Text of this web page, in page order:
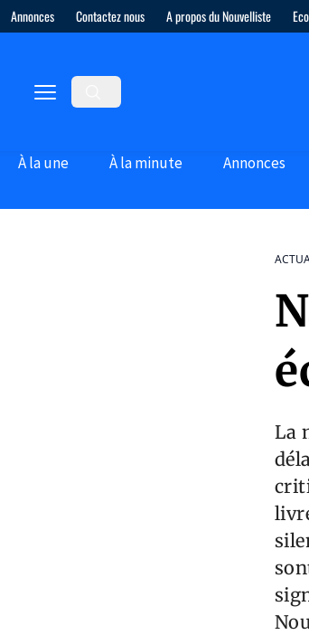
Annonces Contactez nous A propos du Nouvelliste
À la une À la minute Annonces
La